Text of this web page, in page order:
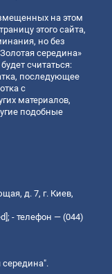
на этом
этого сайта,
но без
середина»
считаться:
последующее
с
материалов,
подобные
д. 7, г. Киев,
; - телефон — (044)